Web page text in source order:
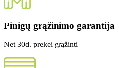
Pinigų grąžinimo garantija
Net 30d. prekei grąžinti